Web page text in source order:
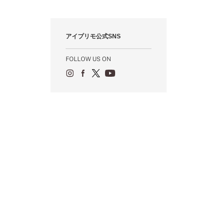
1月（53）
2月（71）
1月（66）
3月（62）
4月（60）
1月（72）
5月（85）
6月（66）
7月（66）
8月（18）
6月（14）
9月（15）
7月（22）
アイプリモ公式SNS
FOLLOW US ON